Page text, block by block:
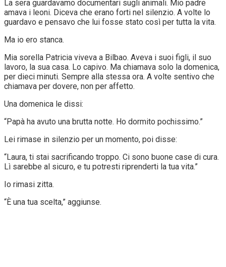
La sera guardavamo documentari sugli animali. Mio padre
amava i leoni. Diceva che erano forti nel silenzio. A volte lo
guardavo e pensavo che lui fosse stato così per tutta la vita.
Ma io ero stanca.
Mia sorella Patricia viveva a Bilbao. Aveva i suoi figli, il suo
lavoro, la sua casa. Lo capivo. Ma chiamava solo la domenica,
per dieci minuti. Sempre alla stessa ora. A volte sentivo che
chiamava per dovere, non per affetto.
Una domenica le dissi:
“Papà ha avuto una brutta notte. Ho dormito pochissimo.”
Lei rimase in silenzio per un momento, poi disse:
“Laura, ti stai sacrificando troppo. Ci sono buone case di cura.
Lì sarebbe al sicuro, e tu potresti riprenderti la tua vita.”
Io rimasi zitta.
“È una tua scelta,” aggiunse.